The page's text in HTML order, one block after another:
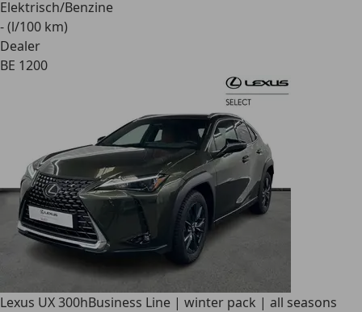
Elektrisch/Benzine
- (l/100 km)
Dealer
BE 1200
Lexus UX 300hBusiness Line | winter pack | all seasons